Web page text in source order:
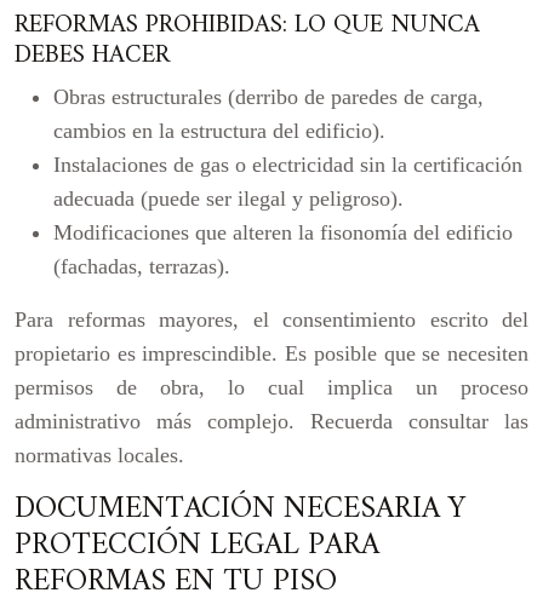
REFORMAS PROHIBIDAS: LO QUE NUNCA
DEBES HACER
Obras estructurales (derribo de paredes de carga,
cambios en la estructura del edificio).
Instalaciones de gas o electricidad sin la certificación
adecuada (puede ser ilegal y peligroso).
Modificaciones que alteren la fisonomía del edificio
(fachadas, terrazas).
Para reformas mayores, el consentimiento escrito del
propietario es imprescindible. Es posible que se necesiten
permisos de obra, lo cual implica un proceso
administrativo más complejo. Recuerda consultar las
normativas locales.
DOCUMENTACIÓN NECESARIA Y
PROTECCIÓN LEGAL PARA
REFORMAS EN TU PISO